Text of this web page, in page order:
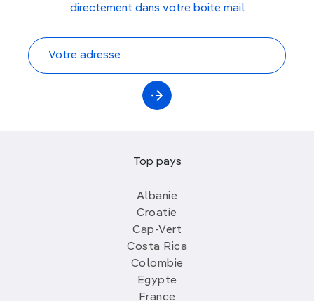
directement dans votre boite mail
Top pays
Albanie
Croatie
Cap-Vert
Costa Rica
Colombie
Egypte
France